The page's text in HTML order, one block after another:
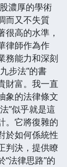
濃厚的學術
而又不失質
高的水準，
律師作為作
務能力和深刻
步法”的書
財富。我一直
象的法律條文
”似乎就是這
。它將復雜的
於如何係統性
判決，提供瞭
法律思路”的